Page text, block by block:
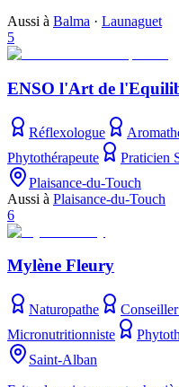
Aussi à Balma · Launaguet
5
ENSO l'Art de
Réflexologue
Phytothérapeute
Praticien
Plaisance-du-Touch
Aussi à Plaisance-du-Touch
6
Mylène Fleury
Naturopathe
Micronutritionniste
Saint-Alban